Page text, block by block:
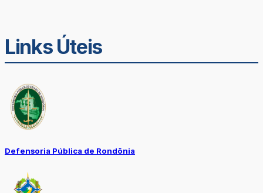
Links Úteis
Defensoria Pública de Rondônia